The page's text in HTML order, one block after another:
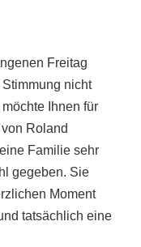
Freitag
nicht
Ihnen für
Roland
Familie sehr
gegeben. Sie
Moment
tatsächlich eine